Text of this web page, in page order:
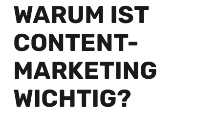
WARUM IST
CONTENT-
MARKETING
WICHTIG?